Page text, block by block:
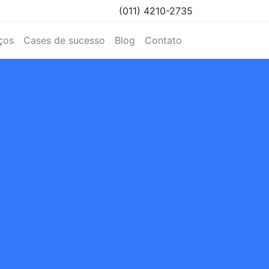
(011) 4210-2735
Cases de sucesso Blog Contato